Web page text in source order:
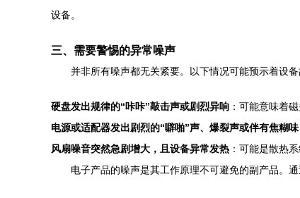
设备。
三、需要警惕的异常噪声
并非所有噪声都无关紧要。以下情况可能预示着设备
硬盘发出规律的“咔咔”敲击声或剧烈异响 ：可能意味着
电源或适配器发出剧烈的“噼啪”声、爆裂声或伴有焦糊味
风扇噪音突然急剧增大，且设备异常发热 ：可能是散热
电子产品的噪声是其工作原理不可避免的副产品。